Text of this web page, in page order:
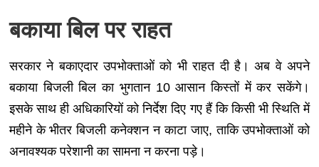
बकाया बिल पर राहत
सरकार ने बकाएदार उपभोक्ताओं को भी राहत दी है। अब वे अपने
बकाया बिजली बिल का भुगतान 10 आसान किस्तों में कर सकेंगे।
इसके साथ ही अधिकारियों को निर्देश दिए गए हैं कि किसी भी स्थिति में
महीने के भीतर बिजली कनेक्शन न काटा जाए, ताकि उपभोक्ताओं को
अनावश्यक परेशानी का सामना न करना पड़े।